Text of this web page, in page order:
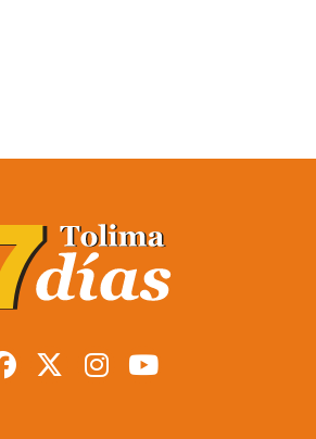
cerraron la
del
en Ibagué